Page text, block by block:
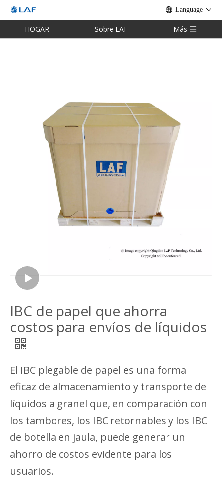
Language
HOGAR Sobre LAF Más
IBC de papel que ahorra
costos para envíos de líquidos
El IBC plegable de papel es una forma
eficaz de almacenamiento y transporte de
líquidos a granel que, en comparación con
los tambores, los IBC retornables y los IBC
de botella en jaula, puede generar un
ahorro de costos evidente para los
usuarios.